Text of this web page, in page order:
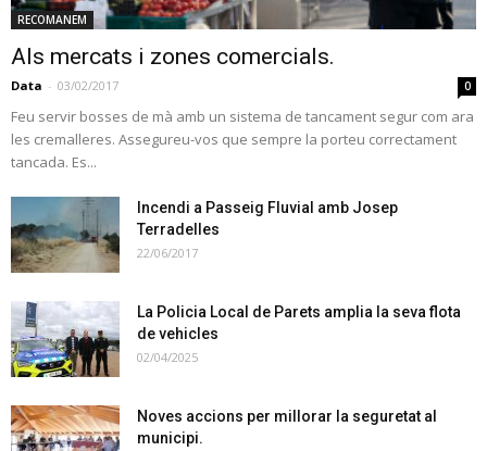
RECOMANEM
Als mercats i zones comercials.
Data - 03/02/2017 0
Feu servir bosses de mà amb un sistema de tancament segur com ara
les cremalleres. Assegureu-vos que sempre la porteu correctament
tancada. Es...
Incendi a Passeig Fluvial amb Josep
Terradelles
22/06/2017
La Policia Local de Parets amplia la seva flota
de vehicles
02/04/2025
Noves accions per millorar la seguretat al
municipi.